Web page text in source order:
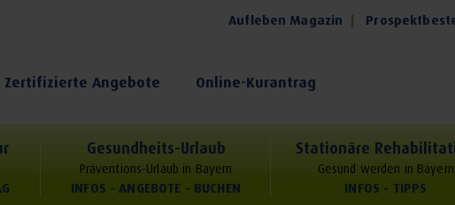
Aufleben Magazin
Zertifizierte Angebote Online-Kurantrag
Gesundheits-Urlaub
Präventions-Urlaub in Bayern
INFOS - ANGEBOTE - BUCHEN
Stationäre
Gesund werden in Bayern
INFOS - TIPPS